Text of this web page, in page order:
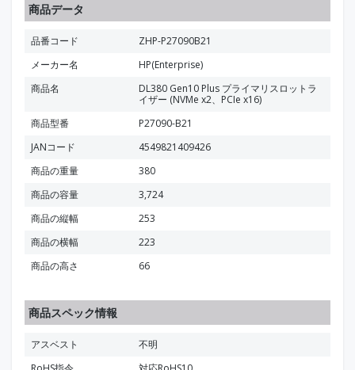
商品データ
品番コード
ZHP-P27090B21
メーカー名
HP(Enterprise)
商品名
DL380 Gen10 Plus プライマリスロットラ
イザー (NVMe x2、PCIe x16)
商品型番
P27090-B21
JANコード
4549821409426
商品の重量
380
商品の容量
3,724
商品の縦幅
253
商品の横幅
223
商品の高さ
66
商品スペック情報
アスベスト
不明